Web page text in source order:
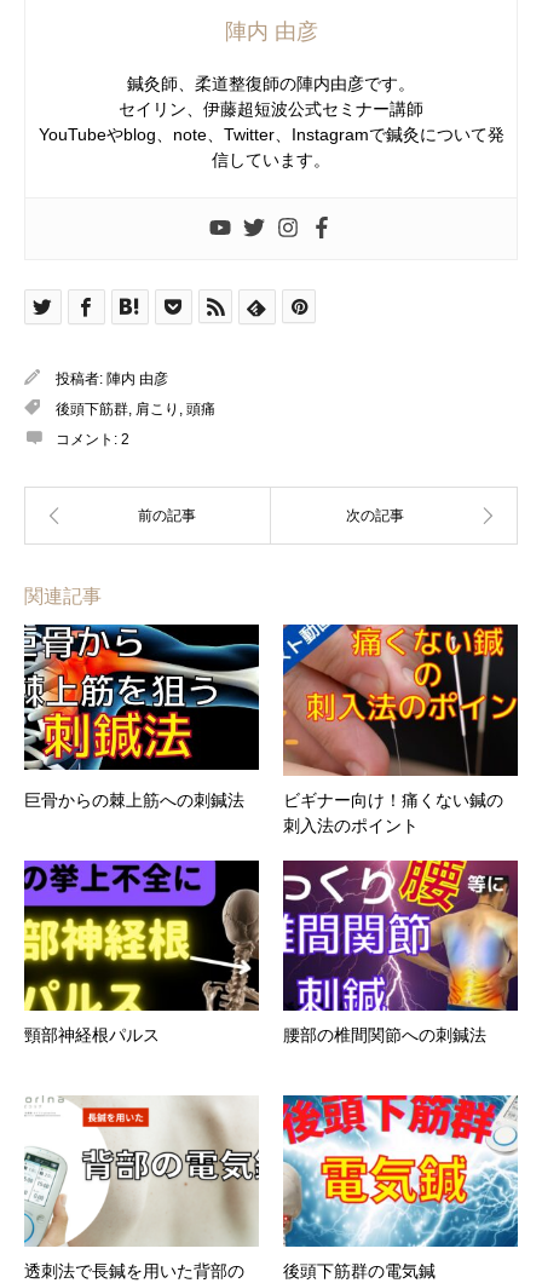
陣内 由彦
鍼灸師、柔道整復師の陣内由彦です。
セイリン、伊藤超短波公式セミナー講師
YouTubeやblog、note、Twitter、Instagramで鍼灸について発
信しています。
投稿者: 陣内 由彦
後頭下筋群, 肩こり , 頭痛
コメント: 2
関連記事
巨骨からの棘上筋への刺鍼法
ビギナー向け！痛くない鍼の
刺入法のポイント
頸部神経根パルス 腰部の椎間関節への刺鍼法
透刺法で長鍼を用いた背部の
後頭下筋群の電気鍼